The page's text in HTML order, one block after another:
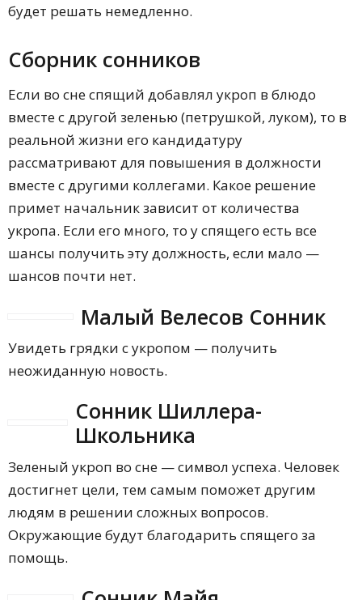
будет решать немедленно.
Сборник сонников
Если во сне спящий добавлял укроп в блюдо
вместе с другой зеленью (петрушкой, луком), то в
реальной жизни его кандидатуру
рассматривают для повышения в должности
вместе с другими коллегами. Какое решение
примет начальник зависит от количества
укропа. Если его много, то у спящего есть все
шансы получить эту должность, если мало —
шансов почти нет.
Малый Велесов Сонник
Увидеть грядки с укропом — получить
неожиданную новость.
Сонник Шиллера-
Школьника
Зеленый укроп во сне — символ успеха. Человек
достигнет цели, тем самым поможет другим
людям в решении сложных вопросов.
Окружающие будут благодарить спящего за
помощь.